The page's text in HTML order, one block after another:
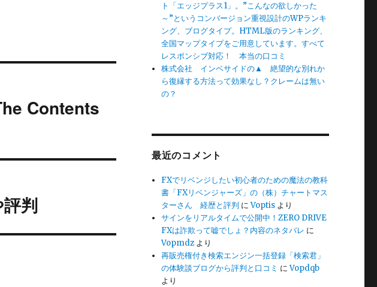
Contents
判
ト「エッジプラス1」。”こんなの欲しかった
～”というコンバージョン重視設計のWPランキ
ング、ブログタイプ。HTML版のランキング、
全国マップタイプをご用意しています。すべて
レスポンシブ対応！ 本当の口コミ
株式会社 インベサイドの▲ 絶望的な別れか
ら復縁する方法って効果なし？クレームは無い
の？
最近のコメント
FXでリベンジしたい初心者のための魔法の教科
書「FXリベンジャーズ」の（株）チャートマス
ターさん 経歴と評判 にVoptis より
サインをリアルタイムで公開中！ZERO DRIVE
FXは詐欺って嘘でしょ？内容のネタバレ に
Vopmdz より
再販売権付き検索エンジン一括登録「検索君」
の体験談ブログから評判と口コミ にVopdqb
より